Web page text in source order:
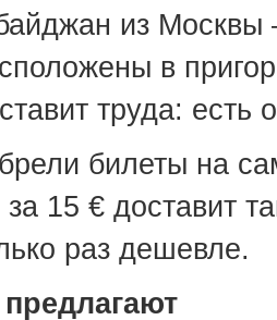
из
в
труда:
билеты на
15 € доставит
раз дешевле.